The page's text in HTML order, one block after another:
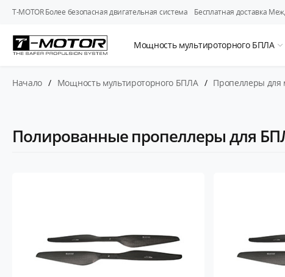
T-MOTOR Более безопасная двигательная система Бесплатная доставка
Мощность мультироторного БПЛА
Начало / Мощность мультироторного БПЛА / Пропеллеры для
Полированные пропеллеры для